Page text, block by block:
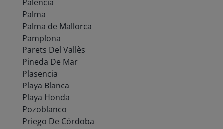
Palencia
Palma
Palma de Mallorca
Pamplona
Parets Del Vallès
Pineda De Mar
Plasencia
Playa Blanca
Playa Honda
Pozoblanco
Priego De Córdoba